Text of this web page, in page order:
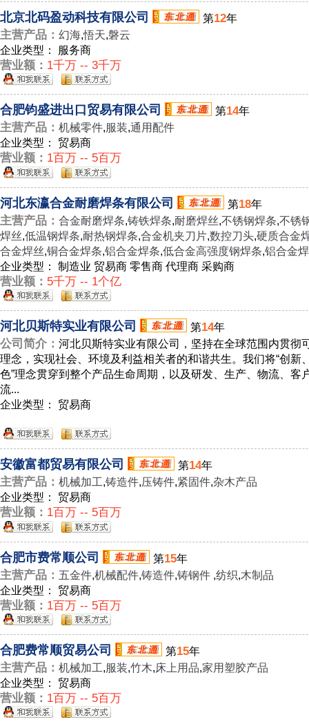
北京北码盈动科技有限公司 第12年
主营产品： 幻海,悟天,磐云
企业类型： 服务商
营业额： 1千万 -- 3千万
合肥钧盛进出口贸易有限公司 第14年
主营产品： 机械零件,服装,通用配件
企业类型： 贸易商
营业额： 1百万 -- 5百万
河北东瀛合金耐磨焊条有限公司 第18年
主营产品： 合金耐磨焊条,铸铁焊条,耐磨焊丝,不锈钢焊条,不锈
焊丝,低温钢焊条,耐热钢焊条,合金机夹刀片,数控刀头,硬质合金
合金焊丝,铜合金焊条,铝合金焊条,低合金高强度钢焊条,铝合金
企业类型： 制造业 贸易商 零售商 代理商 采购商
营业额： 5千万 -- 1个亿
河北贝斯特实业有限公司 第14年
公司简介： 河北贝斯特实业有限公司，坚持在全球范围内贯彻
理念，实现社会、环境及利益相关者的和谐共生。我们将“创新
色”理念贯穿到整个产品生命周期，以及研发、生产、物流、客
流...
企业类型： 贸易商
安徽富都贸易有限公司 第14年
主营产品： 机械加工,铸造件,压铸件,紧固件,杂木产品
企业类型： 贸易商
营业额： 1百万 -- 5百万
合肥市费常顺公司 第15年
主营产品： 五金件,机械配件,铸造件,铸钢件 ,纺织,木制品
企业类型： 贸易商
营业额： 1百万 -- 5百万
合肥费常顺贸易公司 第15年
主营产品： 机械加工,服装,竹木,床上用品,家用塑胶产品
企业类型： 贸易商
营业额： 1百万 -- 5百万